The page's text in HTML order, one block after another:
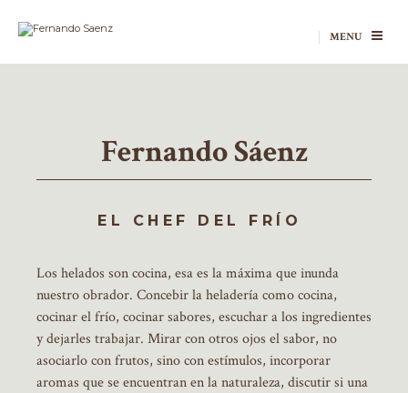
MENU
Fernando Sáenz
EL CHEF DEL FRÍO
Los helados son cocina, esa es la máxima que inunda
nuestro obrador. Concebir la heladería como cocina,
cocinar el frío, cocinar sabores, escuchar a los ingredientes
y dejarles trabajar. Mirar con otros ojos el sabor, no
asociarlo con frutos, sino con estímulos, incorporar
aromas que se encuentran en la naturaleza, discutir si una